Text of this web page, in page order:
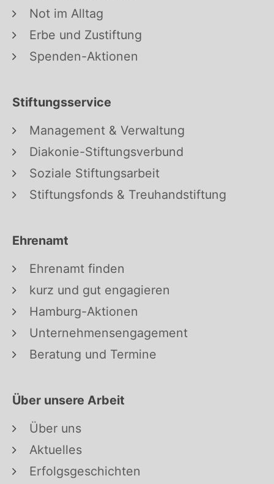
Not im Alltag
Erbe und Zustiftung
Spenden-Aktionen
Stiftungsservice
Management & Verwaltung
Diakonie-Stiftungsverbund
Soziale Stiftungsarbeit
Stiftungsfonds & Treuhandstiftung
Ehrenamt
Ehrenamt finden
kurz und gut engagieren
Hamburg-Aktionen
Unternehmensengagement
Beratung und Termine
Über unsere Arbeit
Über uns
Aktuelles
Erfolgsgeschichten